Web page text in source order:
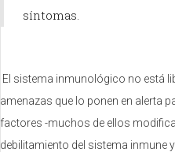
síntomas.
El sistema inmunológico no está
amenazas que lo ponen en alerta
factores -muchos de ellos
debilitamiento del sistema inmune